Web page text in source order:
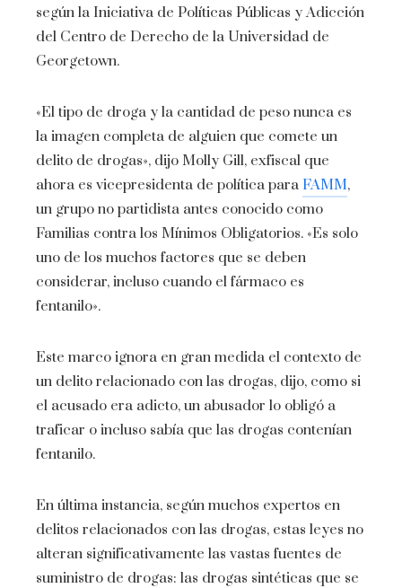
según la Iniciativa de Políticas Públicas y Adicción
del Centro de Derecho de la Universidad de
Georgetown.
«El tipo de droga y la cantidad de peso nunca es
la imagen completa de alguien que comete un
delito de drogas», dijo Molly Gill, exfiscal que
ahora es vicepresidenta de política para FAMM,
un grupo no partidista antes conocido como
Familias contra los Mínimos Obligatorios. «Es solo
uno de los muchos factores que se deben
considerar, incluso cuando el fármaco es
fentanilo».
Este marco ignora en gran medida el contexto de
un delito relacionado con las drogas, dijo, como si
el acusado era adicto, un abusador lo obligó a
traficar o incluso sabía que las drogas contenían
fentanilo.
En última instancia, según muchos expertos en
delitos relacionados con las drogas, estas leyes no
alteran significativamente las vastas fuentes de
suministro de drogas: las drogas sintéticas que se